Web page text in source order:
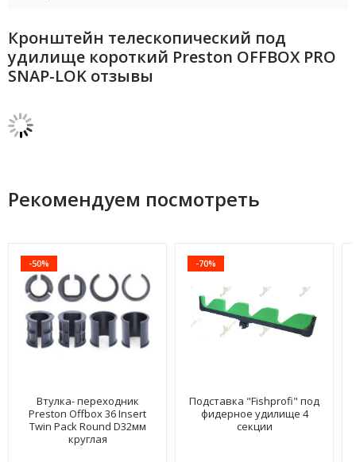
Кронштейн телескопический под
удилище короткий Preston OFFBOX PRO
SNAP-LOK отзывы
Рекомендуем посмотреть
-50%
Втулка- переходник
Preston Offbox 36 Insert
Twin Pack Round D32мм
круглая
-70%
Подставка "Fishprofi" под
фидерное удилище 4
секции